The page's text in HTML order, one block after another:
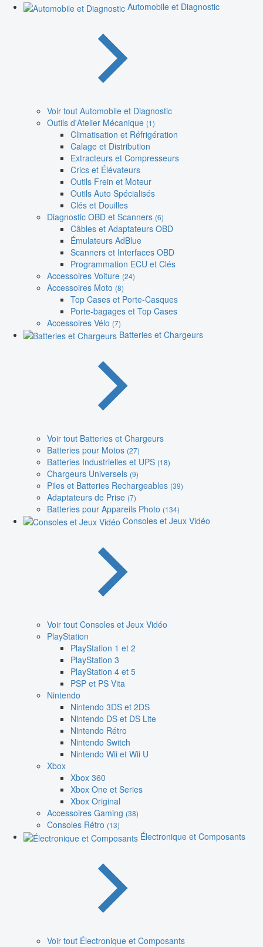
Automobile et Diagnostic
Voir tout Automobile et Diagnostic
Outils d'Atelier Mécanique (1)
Climatisation et Réfrigération
Calage et Distribution
Extracteurs et Compresseurs
Crics et Élévateurs
Outils Frein et Moteur
Outils Auto Spécialisés
Clés et Douilles
Diagnostic OBD et Scanners (6)
Câbles et Adaptateurs OBD
Émulateurs AdBlue
Scanners et Interfaces OBD
Programmation ECU et Clés
Accessoires Voiture (24)
Accessoires Moto (8)
Top Cases et Porte-Casques
Porte-bagages et Top Cases
Accessoires Vélo (7)
Batteries et Chargeurs
Voir tout Batteries et Chargeurs
Batteries pour Motos (27)
Batteries Industrielles et UPS (18)
Chargeurs Universels (9)
Piles et Batteries Rechargeables (39)
Adaptateurs de Prise (7)
Batteries pour Appareils Photo (134)
Consoles et Jeux Vidéo
Voir tout Consoles et Jeux Vidéo
PlayStation
PlayStation 1 et 2
PlayStation 3
PlayStation 4 et 5
PSP et PS Vita
Nintendo
Nintendo 3DS et 2DS
Nintendo DS et DS Lite
Nintendo Rétro
Nintendo Switch
Nintendo Wii et Wii U
Xbox
Xbox 360
Xbox One et Series
Xbox Original
Accessoires Gaming (38)
Consoles Rétro (13)
Électronique et Composants
Voir tout Électronique et Composants